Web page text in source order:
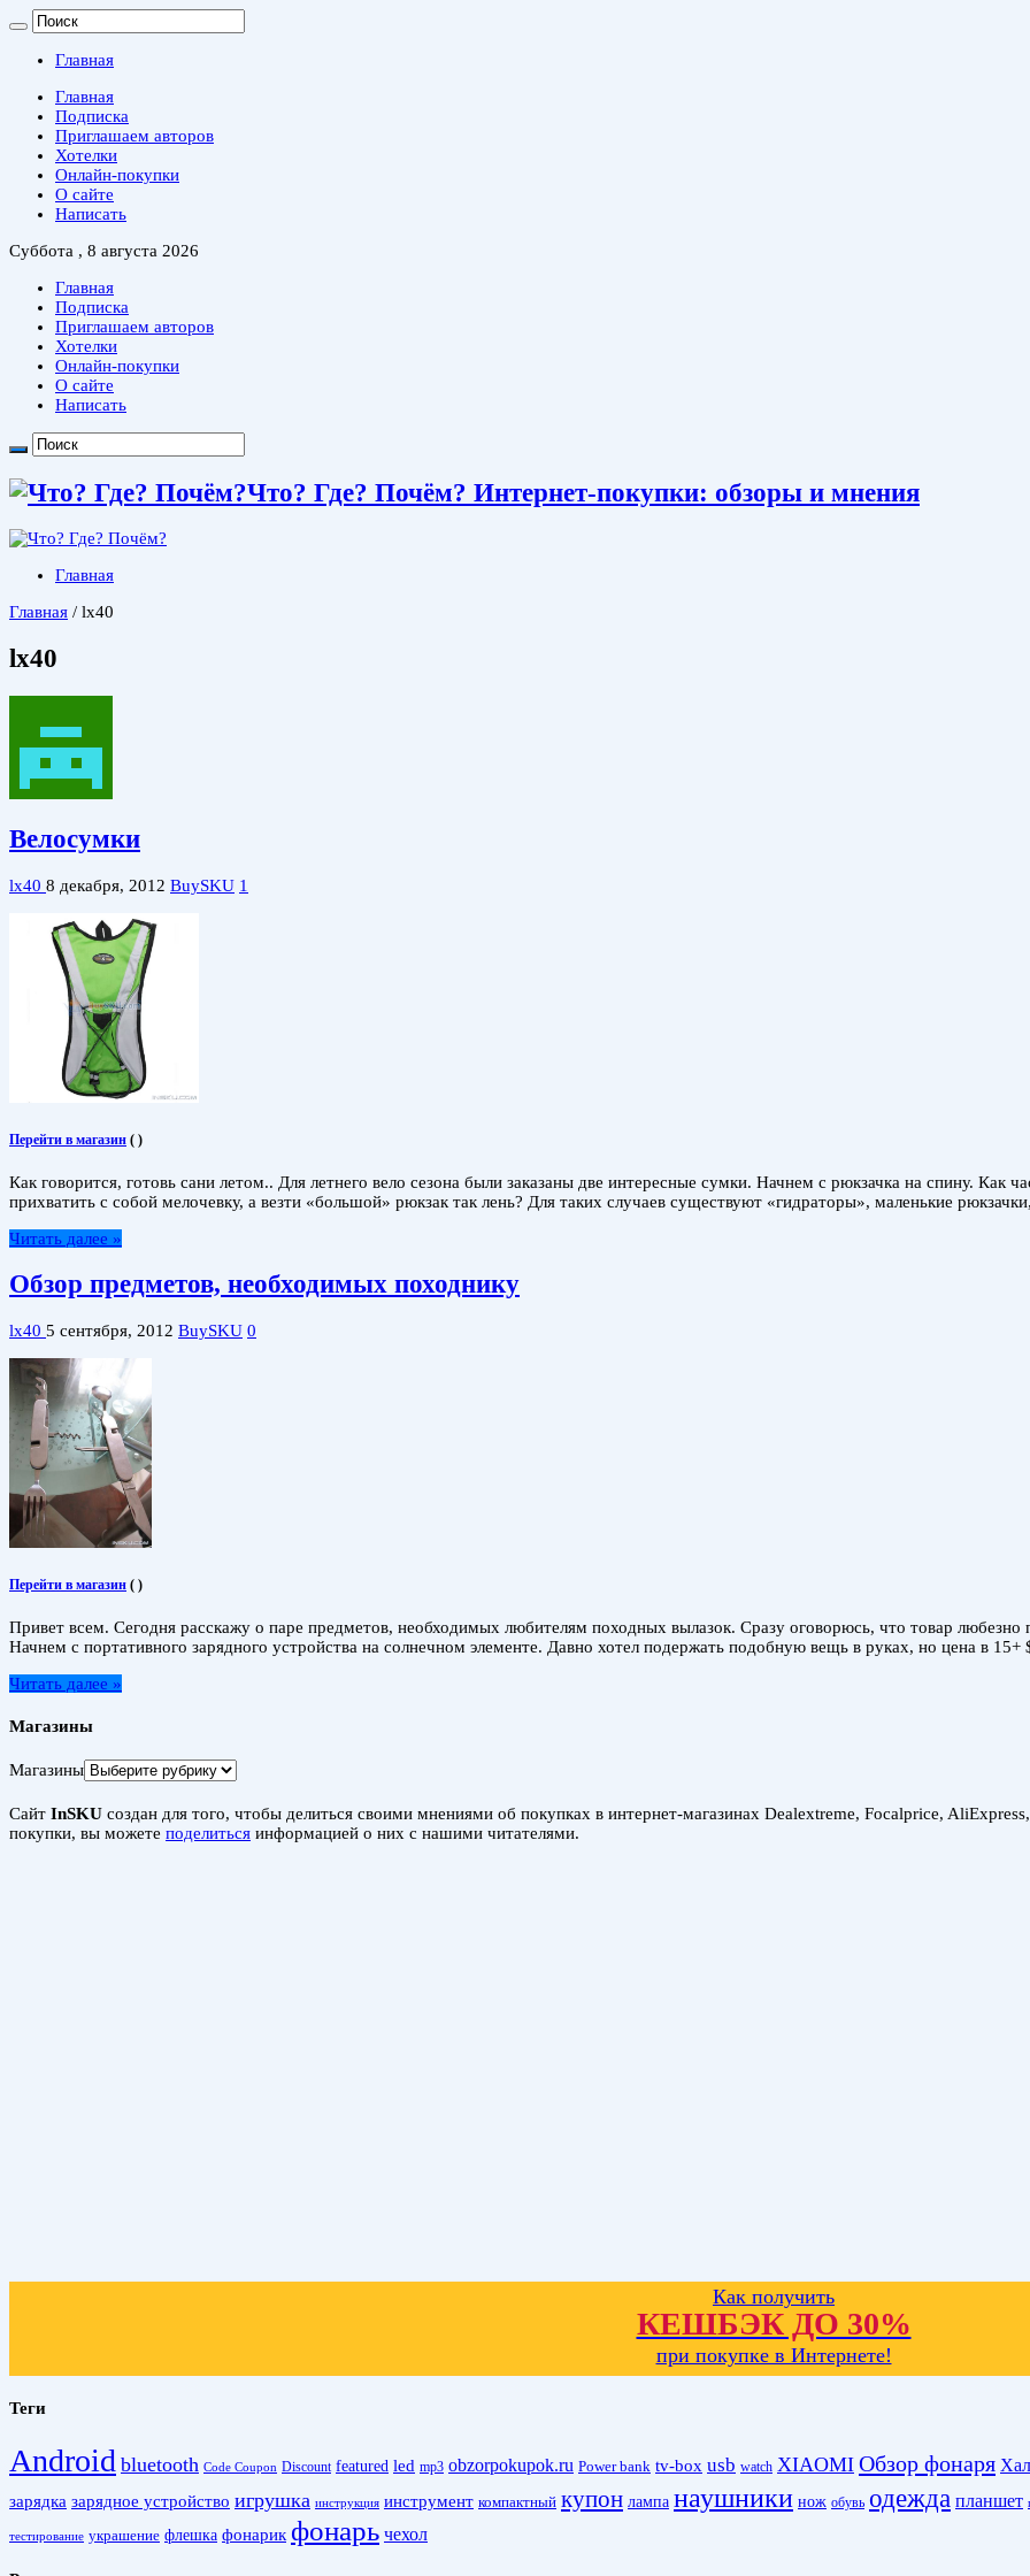
Главная
Главная
Подписка
Приглашаем авторов
Хотелки
Онлайн-покупки
О сайте
Написать
Суббота , 8 августа 2026
Главная
Подписка
Приглашаем авторов
Хотелки
Онлайн-покупки
О сайте
Написать
Что? Где? Почём? Интернет-покупки: обзоры и мнения
Главная
Главная / lx40
lx40
Велосумки
lx40 8 декабря, 2012 BuySKU 1
Перейти в магазин ( )
Как говорится, готовь сани летом.. Для летнего вело сезона были заказаны две интересные сумки. Начнем с рюкзачка на спину. Как
прихватить с собой мелочевку, а везти «большой» рюкзак так лень? Для таких случаев существуют «гидраторы», маленькие
Читать далее »
Обзор предметов, необходимых походнику
lx40 5 сентября, 2012 BuySKU 0
Перейти в магазин ( )
Привет всем. Сегодня расскажу о паре предметов, необходимых любителям походных вылазок. Сразу оговорюсь, что товар любезно
Начнем с портативного зарядного устройства на солнечном элементе. Давно хотел подержать подобную вещь в руках, но цена в
Читать далее »
Магазины
Магазины
Сайт InSKU создан для того, чтобы делиться своими мнениями об покупках в интернет-магазинах Dealextreme, Focalprice,
покупки, вы можете поделиться информацией о них с нашими читателями.
Как получить
КЕШБЭК ДО 30%
при покупке в Интернете!
Теги
Android bluetooth Code Coupon Discount featured led mp3 obzorpokupok.ru Power bank tv-box usb watch XIAOMI Обзор фонаря
зарядка зарядное устройство игрушка инструкция инструмент компактный купон лампа наушники нож обувь одежда планшет
тестирование украшение флешка фонарик фонарь чехол